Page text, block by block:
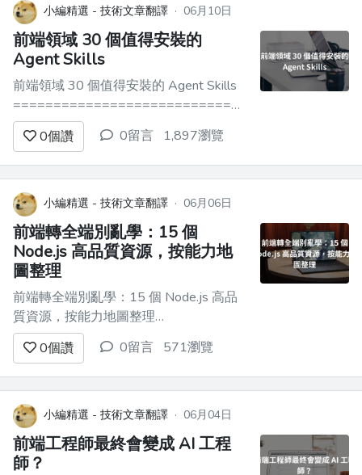
真的沒辦法了，那就做吧。...
小編精選 - 技術文章翻譯 · 06月10日
前端領域 30 個值得安裝的
Agent Skills
前端領域 30 個值得安裝的 Agent Skills
==============================
前端領域 30 個值得安裝的 Agent Skills -
-------------------------- > 以下基於
[skills.sh 排行榜](http...
0個讚 0留言 1,897瀏覽
小編精選 - 技術文章翻譯 · 06月06日
前端轉全端別亂學：15 個
Node.js 高品質資源，按能力地
圖整理
前端轉全端別亂學：15 個 Node.js 高品
質資源，按能力地圖整理
======================================
前端轉全端別亂學：15 個 Node.js 高品
質資源，按能力地圖整理 ---------------
-----------------...
0個讚 0留言 571瀏覽
小編精選 - 技術文章翻譯 · 06月04日
前端工程師最終會變成 AI 工程
師？